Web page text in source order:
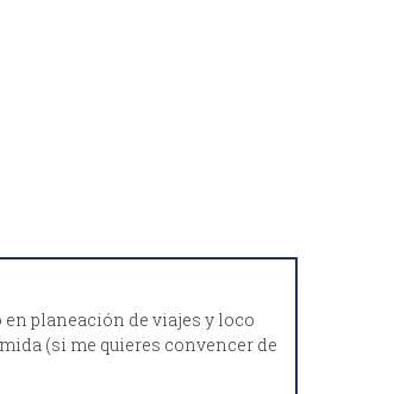
planeación de viajes y loco
(si me quieres convencer de